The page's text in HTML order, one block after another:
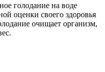
голодание на воде
оценки своего здоровья
очищает организм,